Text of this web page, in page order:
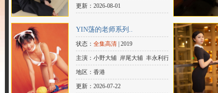
更新：2026-08-01
YIN荡的老师系列..
状态： 全集高清 | 2019
主演：小野大辅 岸尾大辅 丰永利行 花
江夏树 加藤和树 上村祐翔 柿原彻
也 森久保祥太郎 大河元气 增田俊
地区：香港
更新：2026-07-22